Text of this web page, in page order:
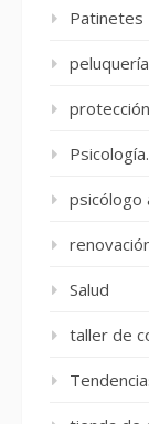
Patinetes
peluquería
Psicología.
psicólogo
Salud
taller de